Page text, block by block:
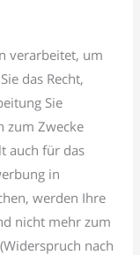
verarbeitet, um
das Recht,
Sie
zum Zwecke
auch für das
in
werden Ihre
nicht mehr zum
nach